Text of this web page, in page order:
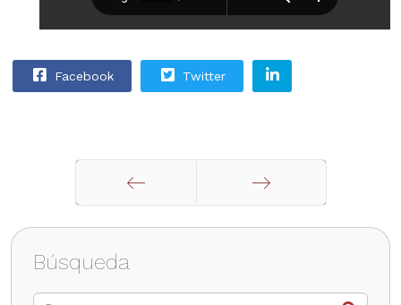
Facebook Twitter
Anterior Siguiente
Búsqueda